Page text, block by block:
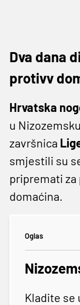
Dva dana
protivv
Hrvatska
u
završnica
smjestili su
pripremati
domaćina.
Oglas
Kladite se